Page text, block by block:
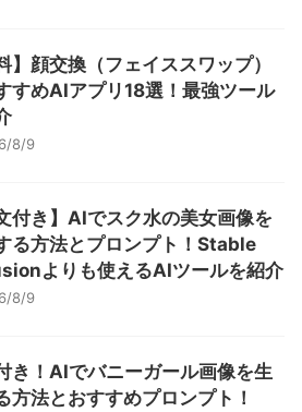
】顔交換（フェイススワップ）
すめAIアプリ18選！最強ツール
8/9
付き】AIでスク水の美女画像を
る方法とプロンプト！Stable
よりも使えるAIツールを紹介
8/9
き！AIでバニーガール画像を生
方法とおすすめプロンプト！